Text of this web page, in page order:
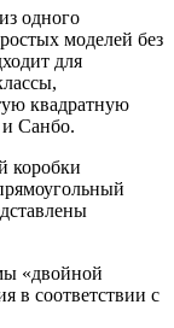
одного
моделей без
для
квадратную
и Санбо.
коробки
«двойной
в соответствии с